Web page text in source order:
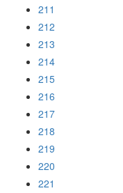
211
212
213
214
215
216
217
218
219
220
221